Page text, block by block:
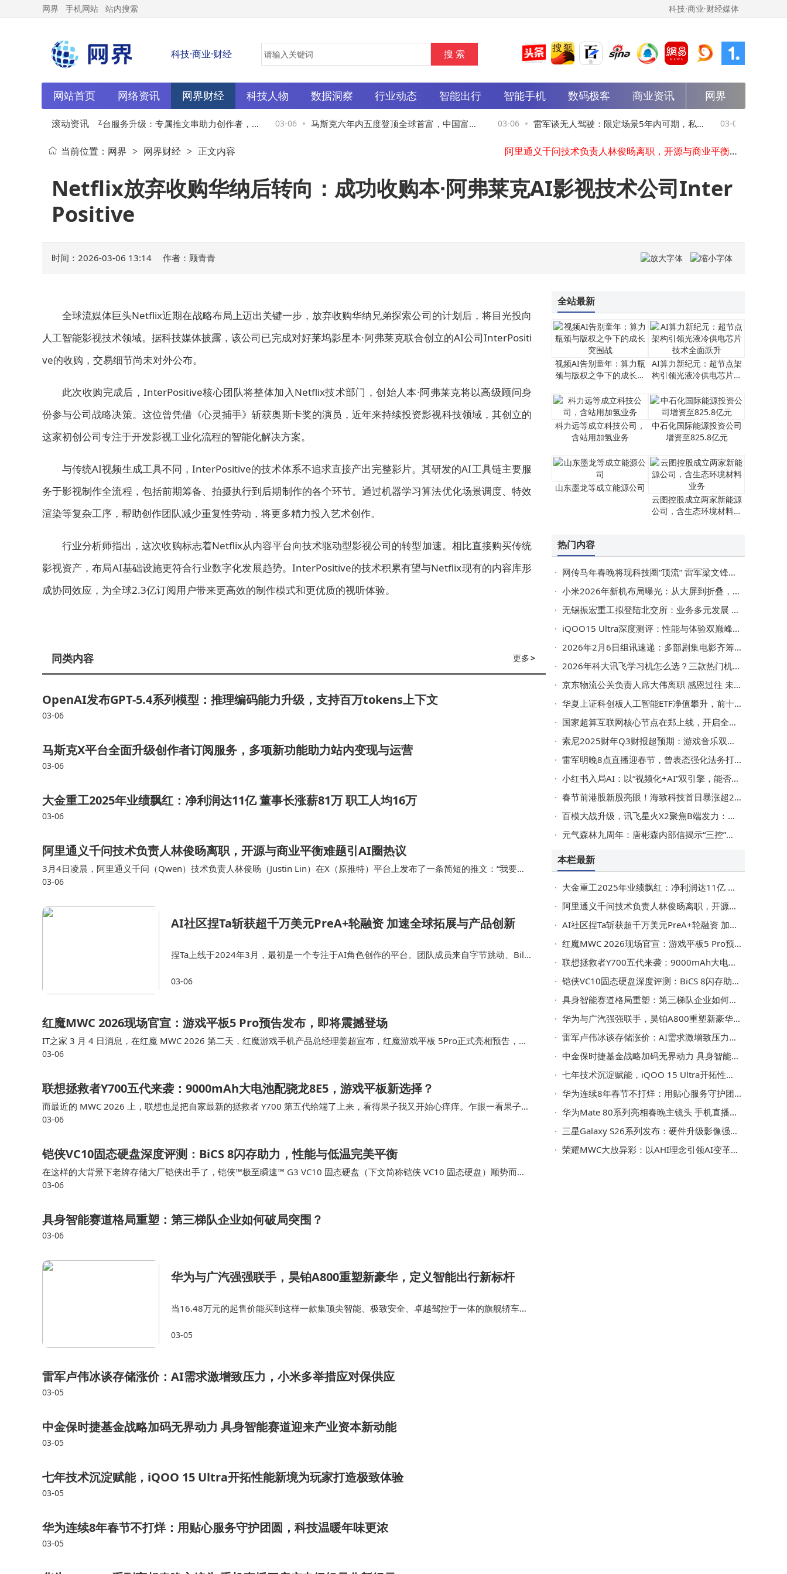
网界 手机网站 站内搜索 科技·商业·财经媒体
科技·商业·财经
网站首页 网络资讯 网界财经 科技人物 数据洞察 行业动态 智能出行 智能手机 数码极客 商业资讯 网界
滚动资讯
03-06 X平台服务升级：专属推文串助力创作者，站
内变现与收益增长双突破
03-06 马斯克六年内五度登顶全球首富，中国富豪 03-06 雷军谈无人驾驶：限定场景5年内可期，私家
车全场景应用尚需时日
03-06
雷军卢伟冰谈存储涨价：AI需求激增致压力，小米多举措应对保供应
马斯克X平台全面升级创作者订阅服务，多项新功能助力站内变现与运营
阿里通义千问技术负责人林俊旸离职，开源与商业平衡难题引AI圈热议
联想拯救者Y700五代来袭：9000mAh大电池配骁龙8E5，游戏平板新选择？
马斯克X平台全面升级创作者订阅服务，多项新功能助力站内变现与运营
当前位置： 网界 > 网界财经 > 正文内容
Netflix放弃收购华纳后转向：成功收购本·阿弗莱克AI影视技术公司Inter
Positive
时间：2026-03-06 13:14 作者：顾青青
全球流媒体巨头Netflix近期在战略布局上迈出关键一步，放弃收购华纳兄弟探索公司的计划后，将目光投向
人工智能影视技术领域。据科技媒体披露，该公司已完成对好莱坞影星本·阿弗莱克联合创立的AI公司InterPositi
ve的收购，交易细节尚未对外公布。
此次收购完成后，InterPositive核心团队将整体加入Netflix技术部门，创始人本·阿弗莱克将以高级顾问身
份参与公司战略决策。这位曾凭借《心灵捕手》斩获奥斯卡奖的演员，近年来持续投资影视科技领域，其创立的
这家初创公司专注于开发影视工业化流程的智能化解决方案。
与传统AI视频生成工具不同，InterPositive的技术体系不追求直接产出完整影片。其研发的AI工具链主要服
务于影视制作全流程，包括前期筹备、拍摄执行到后期制作的各个环节。通过机器学习算法优化场景调度、特效
渲染等复杂工序，帮助创作团队减少重复性劳动，将更多精力投入艺术创作。
行业分析师指出，这次收购标志着Netflix从内容平台向技术驱动型影视公司的转型加速。相比直接购买传统
影视资产，布局AI基础设施更符合行业数字化发展趋势。InterPositive的技术积累有望与Netflix现有的内容库形
成协同效应，为全球2.3亿订阅用户带来更高效的制作模式和更优质的视听体验。
更多>
同类内容
OpenAI发布GPT-5.4系列模型：推理编码能力升级，支持百万tokens上下文
03-06
马斯克X平台全面升级创作者订阅服务，多项新功能助力站内变现与运营
03-06
大金重工2025年业绩飘红：净利润达11亿 董事长涨薪81万 职工人均16万
03-06
阿里通义千问技术负责人林俊旸离职，开源与商业平衡难题引AI圈热议
3月4日凌晨，阿里通义千问（Qwen）技术负责人林俊旸（Justin Lin）在X（原推特）平台上发布了一条简短的推文：“我要卸
任了。 Li在X上提到，在林俊旸的推动下，Qwen原本可能在新加坡建立技术据点…
03-06
AI社区捏Ta斩获超千万美元PreA+轮融资 加速全球拓展与产品创新
捏Ta上线于2024年3月，最初是一个专注于AI角色创作的平台。团队成员来自字节跳动、Bilib
拥有深厚积累。在…
03-06
红魔MWC 2026现场官宣：游戏平板5 Pro预告发布，即将震撼登场
IT之家 3 月 4 日消息，在红魔 MWC 2026 第二天，红魔游戏手机产品总经理姜超宣布，红魔游戏平板 5Pro正式亮相预告，并
表示新机“马上登场”。 目前红魔游戏平板 5 Pro 暂未公布更多配置信…
03-06
联想拯救者Y700五代来袭：9000mAh大电池配骁龙8E5，游戏平板新选择？
而最近的 MWC 2026 上，联想也是把自家最新的拯救者 Y700 第五代给端了上来，看得果子我又开始心痒痒。乍眼一看果子还
以为这次联想加入了类似红魔电竞平板3 Pro 的主动风扇散热系统呢？ 好好好，…
03-06
铠侠VC10固态硬盘深度评测：BiCS 8闪存助力，性能与低温完美平衡
在这样的大背景下老牌存储大厂铠侠出手了，铠侠™极至瞬速™ G3 VC10 固态硬盘（下文简称铠侠 VC10 固态硬盘）顺势而
生，其高达10000MB/s 顺序读取速度的 PCIe5.0 规格，卖得却和别家…
03-06
具身智能赛道格局重塑：第三梯队企业如何破局突围？
03-06
华为与广汽强强联手，昊铂A800重塑新豪华，定义智能出行新标杆
当16.48万元的起售价能买到这样一款集顶尖智能、极致安全、卓越驾控于一体的旗舰轿车，
用更合理的价格，提供融合全球顶尖技术、…
03-05
雷军卢伟冰谈存储涨价：AI需求激增致压力，小米多举措应对保供应
03-05
中金保时捷基金战略加码无界动力 具身智能赛道迎来产业资本新动能
03-05
七年技术沉淀赋能，iQOO 15 Ultra开拓性能新境为玩家打造极致体验
03-05
华为连续8年春节不打烊：用贴心服务守护团圆，科技温暖年味更浓
03-05
全站最新
视频AI告别童年：算力瓶
颈与版权之争下的成长突
AI算力新纪元：超节点架
构引领光液冷供电芯片技
科力远等成立科技公司，
含站用加氢业务
中石化国际能源投资公司
增资至825.8亿元
山东墨龙等成立能源公司
云图控股成立两家新能源
公司，含生态环境材料业
热门内容
网传马年春晚将现科技圈“顶流” 雷军梁文锋王兴兴或同台引期待
小米2026年新机布局曝光：从大屏到折叠，五大系列覆盖3000元至万元档
无锡振宏重工拟登陆北交所：业务多元发展 财务数据有波动待审
iQOO15 Ultra深度测评：性能与体验双巅峰，重新诠释游戏手机新高度
2026年2月6日组讯速递：多部剧集电影齐筹备，横店成热门拍摄地
2026年科大讯飞学习机怎么选？三款热门机型全方位对比助你决策
京东物流公关负责人席大伟离职 感恩过往 未来或投身实体科技医疗领域
华夏上证科创板人工智能ETF净值攀升，前十大重仓股持仓情况一览
国家超算互联网核心节点在郑上线，开启全国算力一体化普惠新征程
索尼2025财年Q3财报超预期：游戏音乐双驱动 全年利润展望上调
雷军明晚8点直播迎春节，曾表态强化法务打击抹黑小米黑水军
小红书入局AI：以“视频化+AI”双引擎，能否在竞争中开辟新增长曲线？
春节前港股新股亮眼！海致科技首日暴涨超260%，百度系创始人团队领航AI赛道
百模大战升级，讯飞星火X2聚焦B端发力：智能体激增，医疗教育成果斐然
元气森林九周年：唐彬森内部信揭示“三控”聚焦，锚定长期稳健发展
本栏最新
大金重工2025年业绩飘红：净利润达11亿 董事长涨薪81万 职工人均16万
阿里通义千问技术负责人林俊旸离职，开源与商业平衡难题引AI圈热议
AI社区捏Ta斩获超千万美元PreA+轮融资 加速全球拓展与产品创新
红魔MWC 2026现场官宣：游戏平板5 Pro预告发布，即将震撼登场
联想拯救者Y700五代来袭：9000mAh大电池配骁龙8E5，游戏平板新选择？
铠侠VC10固态硬盘深度评测：BiCS 8闪存助力，性能与低温完美平衡
具身智能赛道格局重塑：第三梯队企业如何破局突围？
华为与广汽强强联手，昊铂A800重塑新豪华，定义智能出行新标杆
雷军卢伟冰谈存储涨价：AI需求激增致压力，小米多举措应对保供应
中金保时捷基金战略加码无界动力 具身智能赛道迎来产业资本新动能
七年技术沉淀赋能，iQOO 15 Ultra开拓性能新境为玩家打造极致体验
华为连续8年春节不打烊：用贴心服务守护团圆，科技温暖年味更浓
华为Mate 80系列亮相春晚主镜头 手机直播开启广电级轻量化新纪元
三星Galaxy S26系列发布：硬件升级影像强，Galaxy AI打造主动智能新体验
荣耀MWC大放异彩：以AHI理念引领AI变革，重塑终端未来新形态